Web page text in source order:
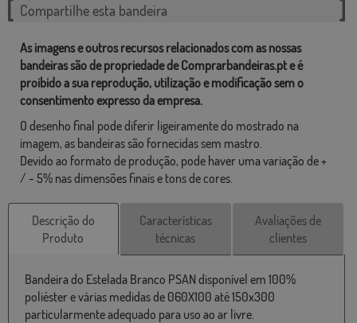
Compartilhe esta bandeira
As imagens e outros recursos relacionados com as nossas
bandeiras são de propriedade de Comprarbandeiras.pt e é
proibido a sua reprodução, utilização e modificação sem o
consentimento expresso da empresa.
O desenho final pode diferir ligeiramente do mostrado na
imagem, as bandeiras são fornecidas sem mastro.
Devido ao formato de produção, pode haver uma variação de +
/ - 5% nas dimensões finais e tons de cores.
Descrição do
Produto
Características
técnicas
Avaliações de
clientes
Bandeira do Estelada Branco PSAN disponível em 100%
poliéster e várias medidas de 060X100 até 150x300
particularmente adequado para uso ao ar livre.